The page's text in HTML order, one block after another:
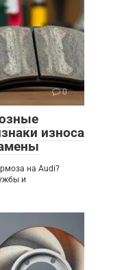
0
износа
на Audi?
и